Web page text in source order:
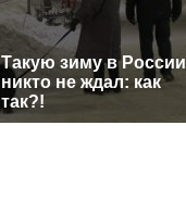
Такую зиму в России
никто не ждал: как
так?!